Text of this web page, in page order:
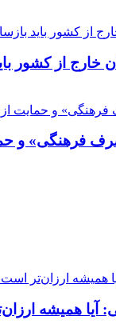
خارج از کشور
فرهنگی» و
آیا همیشه